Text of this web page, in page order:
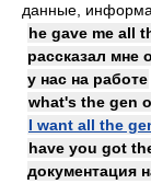
данные,
he gave me all
рассказал мне
у нас на работе
what's the gen
I want all the
have you got
документация